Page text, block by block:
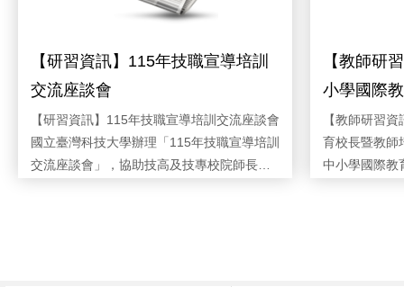
【研習資訊】115年技職宣導培訓
交流座談會
【研習資訊】115年技職宣導培訓交流座談會
國立臺灣科技大學辦理「115年技職宣導培訓
交流座談會」，協助技高及技專校院師長了
【教師研
小學國際
【教師研習
育校長暨教師
中小學國際教